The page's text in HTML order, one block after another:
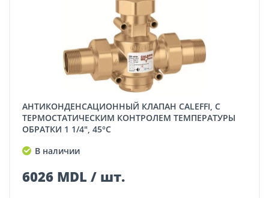
АНТИКОНДЕНСАЦИОННЫЙ КЛАПАН CALEFFI, С
ТЕРМОСТАТИЧЕСКИМ КОНТРОЛЕМ ТЕМПЕРАТУРЫ
ОБРАТКИ 1 1/4", 45°C
В наличии
6026 MDL / шт.